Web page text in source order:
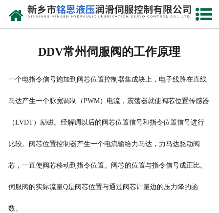
网站首页
售后服务
联系我们
DDV常州伺服阀的工作原理
一个电指令信号施加到阀芯位置控制器集成块上，电子线路在直线
马达产生一个脉宽调制（PWM）电流，震荡器就使阀芯位置传感器
（LVDT）励磁。经解调以后的阀芯位置信号和指令位置信号进行
比较。阀芯位置控制器产生一个电流输给力马达，力马达驱动阀
芯，一直使阀芯移动到指令位置。阀芯的位置与指令信号成正比。
伺服阀的实际流量Q是阀芯位置与通过阀芯计量边的压力降的函
数。